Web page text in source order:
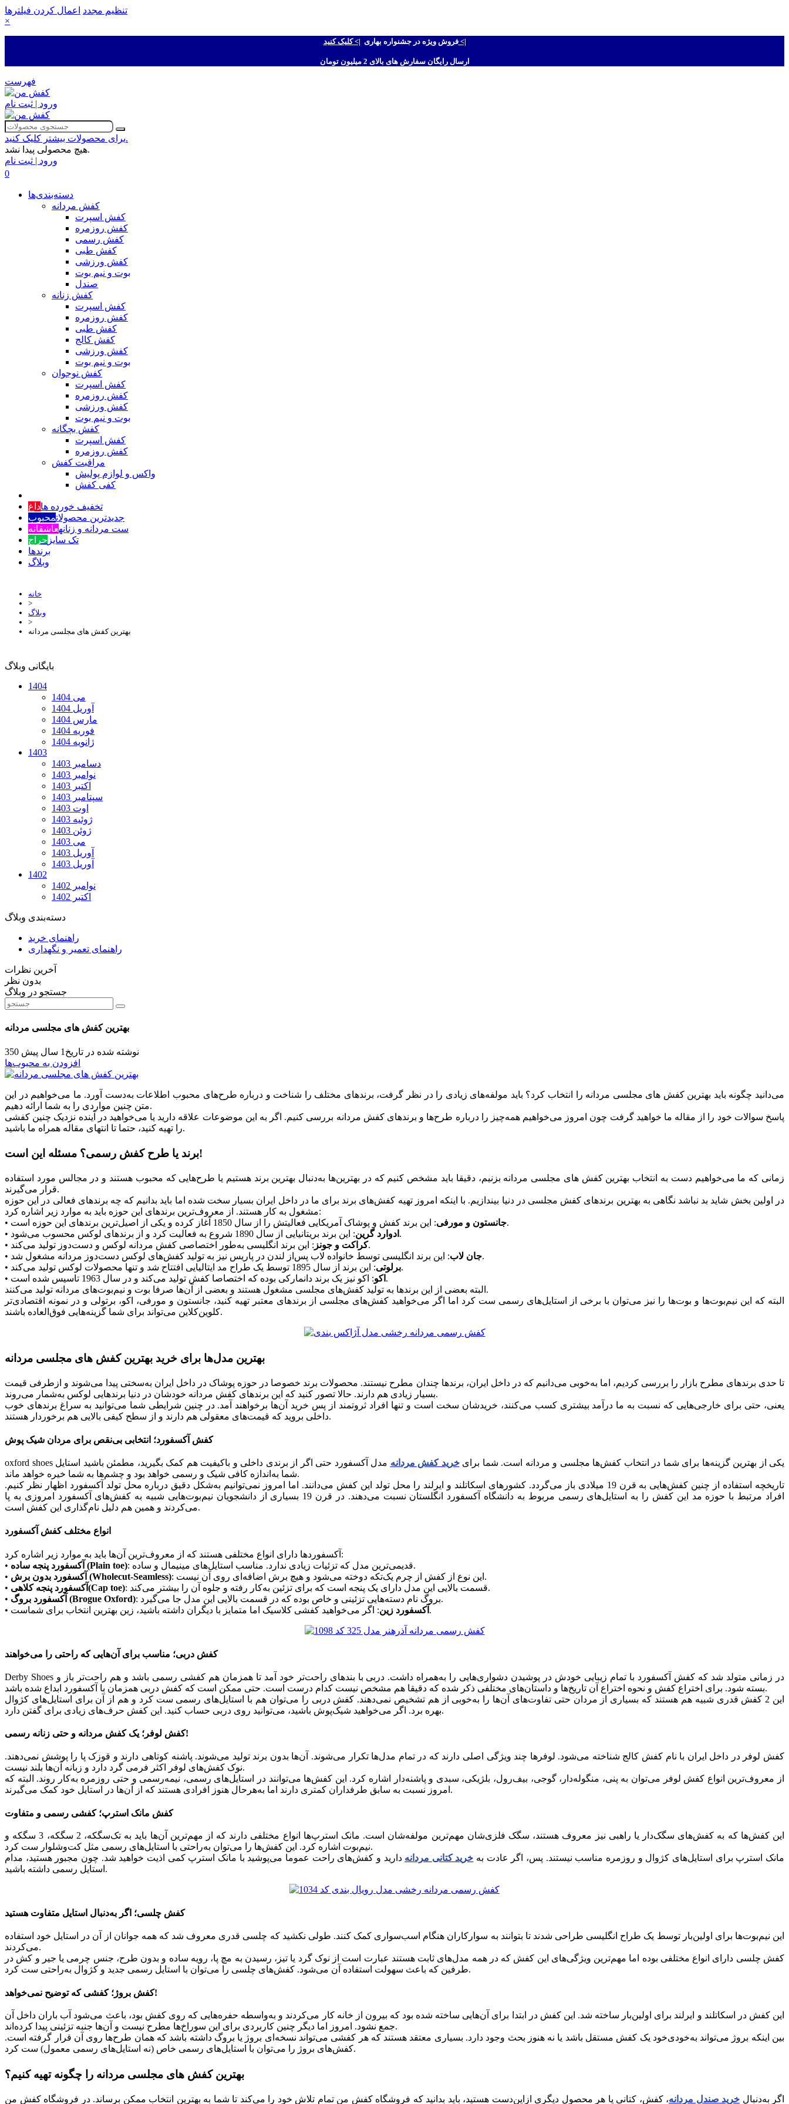
تنظیم مجدد
اعمال کردن فیلترها
×
فروش ویژه در جشنواره بهاری|> کلیک کنید <|
ارسال رایگان سفارش های بالای 2 میلیون تومان
فهرست
ورود | ثبت نام
برای محصولات بیشتر کلیک کنید.
هیچ محصولی پیدا نشد.
ورود | ثبت نام
0
دسته‌بندی‌ها
کفش مردانه
کفش اسپرت
کفش روزمره
کفش رسمی
کفش طبی
کفش ورزشی
بوت و نیم بوت
صندل
کفش زنانه
کفش اسپرت
کفش روزمره
کفش طبی
کفش کالج
کفش ورزشی
بوت و نیم بوت
کفش نوجوان
کفش اسپرت
کفش روزمره
کفش ورزشی
بوت و نیم بوت
کفش بچگانه
کفش اسپرت
کفش روزمره
مراقبت کفش
واکس و لوازم پولیش
کفی کفش
تخفیف خورده هاداغ
جدیدترین محصولاتمحبوب
ست مردانه و زنانهعاشقانه
تک سایز حراج
برندها
وبلاگ
خانه
>
وبلاگ
>
بهترین کفش های مجلسی مردانه
بایگانی وبلاگ
1404
می 1404
آوریل 1404
مارس 1404
فوریه 1404
ژانویه 1404
1403
دسامبر 1403
نوامبر 1403
اکتبر 1403
سپتامبر 1403
اوت 1403
ژوئیه 1403
ژوئن 1403
می 1403
آوریل 1403
آوریل 1403
1402
نوامبر 1402
اکتبر 1402
دسته‌بندی وبلاگ
راهنمای خرید
راهنمای تعمیر و نگهداری
آخرین نظرات
بدون نظر
جستجو در وبلاگ
بهترین کفش های مجلسی مردانه
نوشته شده در تاریخ 1 سال پیش
350
افزودن به محبوب‌ها
می‌دانید چگونه باید بهترین کفش های مجلسی مردانه را انتخاب کرد؟ باید مولفه‌های زیادی را در نظر گرفت، برندهای مختلف را شناخت و درباره طرح‌های محبوب اطلاعات به‌دست آورد. ما می‌خواهیم در این
متن چنین مواردی را به شما ارائه دهیم.
پاسخ سوالات خود را از مقاله ما خواهید گرفت چون امروز می‌خواهیم همه‌چیز را درباره طرح‌ها و برندهای کفش مردانه بررسی کنیم. اگر به این موضوعات علاقه دارید یا می‌خواهید در آینده نزدیک چنین کفشی
را تهیه کنید، حتما تا انتهای مقاله همراه ما باشید.
برند یا طرح کفش رسمی؟ مسئله این است!
زمانی که ما می‌خواهیم دست به انتخاب بهترین کفش های مجلسی مردانه بزنیم، دقیقا باید مشخص کنیم که در بهترین‌ها به‌دنبال بهترین برند هستیم یا طرح‌هایی که محبوب هستند و در مجالس مورد استفاده
قرار می‌گیرند.
در اولین بخش شاید بد نباشد نگاهی به بهترین برند‌های کفش مجلسی در دنیا بیندازیم. با اینکه امروز تهیه کفش‌های برند برای ما در داخل ایران بسیار سخت شده اما باید بدانیم که چه برندهای فعالی در این حوزه
مشغول به کار هستند. از معروف‌ترین برند‌های این حوزه باید به موارد زیر اشاره کرد:
•
جانستون و مورفی: این برند کفش و پوشاک آمریکایی فعالیتش را از سال 1850 آغاز کرده و یکی از اصیل‌ترین برندهای این حوزه است.
•
ادوارد گرین : این برند بریتانیایی از سال 1890 شروع به فعالیت کرد و از برندهای لوکس محسوب می‌شود.
•
کراکت و جونز: این برند انگلیسی به‌طور اختصاصی کفش مردانه لوکس و دست‌دوز تولید می‌کند.
•
جان لاب: این برند انگلیسی توسط خانواده لاب پس‌از لندن در پاریس نیز به تولید کفش‌های لوکس دست‌دوز مردانه مشغول شد.
•
برلوتی: این برند از سال 1895 توسط یک طراح مد ایتالیایی افتتاح شد و تنها محصولات لوکس تولید می‌کند.
•
اکو : اکو نیز یک برند دانمارکی بوده که اختصاصا کفش تولید می‌کند و در سال 1963 تاسیس شده است.
البته بعضی ‌از این برندها به تولید کفش‌های مجلسی مشغول هستند و بعضی ‌از آن‌ها صرفا بوت و نیم‌بوت‌های مردانه تولید می‌کنند.
البته که این نیم‌بوت‌ها و بوت‌ها را نیز می‌توان با برخی از استایل‌های رسمی ست کرد اما اگر می‌خواهید کفش‌های مجلسی از برند‌های معتبر تهیه کنید، جانستون و مورفی، اکو، برتولی و در نمونه اقتصادی‌تر
کلوین‌کلاین می‌تواند برای شما گزینه‌‌هایی فوق‌العاده باشند.
بهترین مدل‌ها برای خرید بهترین کفش های مجلسی مردانه
تا حدی برندهای مطرح بازار را بررسی کردیم، اما به‌خوبی می‌دانیم که در داخل ایران، برند‌ها چندان مطرح نیستند. محصولات برند خصوصا در حوزه پوشاک در داخل ایران به‌سختی پیدا می‌شوند و ازطرفی قیمت
بسیار زیادی هم دارند. حالا تصور کنید که این برندهای کفش مردانه خودشان در دنیا برندهایی لوکس به‌شمار می‌روند.
یعنی، حتی برای خارجی‌هایی که نسبت به ما درآمد بیشتری کسب می‌کنند، خریدشان سخت است و تنها افراد ثروتمند از پس خرید آن‌ها برخواهند آمد. در چنین شرایطی شما می‌توانید به سراغ برندهای خوب
داخلی بروید که قیمت‌های معقولی هم دارند و از سطح کیفی بالایی هم برخوردار هستند.
کفش آکسفورد؛ انتخابی بی‌نقص برای مردان شیک پوش
oxford shoes یکی از بهترین گزینه‌ها برای شما در انتخاب کفش‌ها مجلسی و مردانه است. شما برایخرید کفش مردانه مدل آکسفورد حتی اگر از برندی داخلی و باکیفیت هم کمک بگیرید، مطمئن باشید استایل
شما به‌اندازه کافی شیک و رسمی خواهد بود و چشم‌ها به شما خیره خواهد ماند.
تاریخچه استفاده از چنین کفش‌هایی به قرن 19 میلادی باز می‌گردد. کشورهای اسکاتلند و ایرلند را محل تولد این کفش می‌دانند. اما امروز نمی‌توانیم به‌شکل دقیق درباره محل تولد آکسفورد اظهار نظر کنیم.
افراد مرتبط با حوزه مد این کفش را به استایل‌های رسمی مربوط به دانشگاه آکسفورد انگلستان نسبت می‌دهند. در قرن 19 بسیاری از دانشجویان نیم‌بوت‌هایی شبیه به کفش‌های آکسفورد امروزی به پا
می‌کردند و همین هم دلیل نام‌گذاری این کفش است.
انواع مختلف کفش آکسفورد
آکسفورد‌ها دارای انواع مختلفی هستند که از معروف‌ترین آن‌ها باید به موارد زیر اشاره کرد:
•
آکسفورد پنجه ساده (Plain toe)
: قدیمی‌ترین مدل که تزئیات زیادی ندارد. مناسب استایل‌های مینیمال و ساده.
•
آکسفورد بدون برش (Wholecut-Seamless)
: این نوع از کفش از چرم یک‌تکه دوخته می‌شود و هیچ برش اضافه‌ای روی آن نیست.
•
آکسفورد پنجه کلاهی(Cap toe)
: قسمت بالایی این مدل دارای یک پنجه است که برای تزئین به‌کار رفته و جلوه آن را بیشتر می‌کند.
•
آکسفورد بروگ (Brogue Oxford)
: بروگ نام دسته‌هایی تزئینی و خاص بوده که در قسمت بالایی این مدل جا می‌گیرد.
•
آکسفورد زین : اگر می‌خواهید کفشی کلاسیک اما متمایز با دیگران داشته باشید، زین بهترین انتخاب برای شماست.
کفش دربی؛ مناسب برای آن‌هایی که راحتی را می‌خواهند
Derby Shoes در زمانی متولد شد که کفش آکسفورد با تمام زیبایی خودش در پوشیدن دشواری‌هایی را به‌همراه داشت. دربی با بندهای راحت‌تر خود آمد تا همزمان هم کفشی رسمی باشد و هم راحت‌تر باز و
بسته شود. برای اختراع کفش و نحوه اختراع آن تاریخ‌ها و داستان‌های مختلفی ذکر شده که دقیقا هم مشخص نیست کدام درست است. حتی ممکن است که کفش دربی همزمان با آکسفورد ابداع شده باشد.
این 2 کفش قدری شبیه هم هستند که بسیاری از مردان حتی تفاوت‌های آن‌ها را به‌خوبی از هم تشخیص نمی‌دهند. کفش دربی را می‌توان هم با استایل‌های رسمی ست کرد و هم از آن برای استایل‌های کژوال
بهره برد. اگر می‌خواهید شیک‌پوش باشید، می‌توانید روی دربی حساب کنید. این کفش حرف‌های زیادی برای گفتن دارد.
کفش لوفر؛ یک کفش مردانه و حتی زنانه رسمی!
کفش لوفر در داخل ایران با نام کفش کالج شناخته می‌شود. لوفرها چند ویژگی اصلی دارند که در تمام مدل‌ها تکرار می‌شوند. آن‌ها بدون برند تولید می‌شوند. پاشنه کوتاهی دارند و قوزک پا را پوشش نمی‌دهند.
نوک کفش‌های لوفر اکثر فرمی گرد دارد و زبانه آن‌ها بلند نیست.
از معروف‌ترین انواع کفش لوفر می‌توان به پنی، منگوله‌دار، گوجی، بیف‌رول، بلژیکی، سبدی و پاشنه‌دار اشاره کرد. این کفش‌ها می‌توانند در استایل‌های رسمی، نیمه‌رسمی و حتی روزمره به‌کار روند. البته که
امروز نسبت به سابق طرفداران کمتری دارند اما به‌هرحال هنوز افرادی هستند که از آن‌ها در استایل خود کمک می‌گیرند.
کفش مانک استرپ؛ کفشی رسمی و متفاوت
این کفش‌ها که به کفش‌های سگک‌دار یا راهبی نیز معروف هستند، سگک‌ فلزی‌شان مهم‌ترین مولفه‌شان است. مانک استرپ‌ها انواع مختلفی دارند که از مهم‌ترین آن‌ها باید به تک‌سگکه، 2 سگکه، 3 سگکه و
نیم‌بوت اشاره کرد. این کفش‌ها را می‌توان به‌راحتی با استایل‌های رسمی مثل کت‌وشلوار ست کرد.
مانک استرپ برای استایل‌های کژوال و روزمره مناسب نیستند. پس، اگر عادت به خرید کتانی مردانه دارید و کفش‌های راحت عموما می‌پوشید با مانک استرپ کمی اذیت خواهید شد. چون مجبور هستید، مدام
استایل رسمی داشته باشید.
کفش چلسی؛ اگر به‌دنبال استایل متفاوت هستید
این نیم‌بوت‌ها برای اولین‌بار توسط یک طراح انگلیسی طراحی شدند تا بتوانند به سوارکاران هنگام اسب‌سواری کمک کنند. طولی نکشید که چلسی قدری معروف شد که همه جوانان از آن در استایل خود استفاده
می‌کردند.
کفش چلسی دارای انواع مختلفی بوده اما مهم‌ترین ویژگی‌های این کفش که در همه مدل‌های ثابت هستند عبارت است از نوک گرد یا تیز، رسیدن به مچ پا، رویه ساده و بدون طرح، جنس چرمی یا جیر و کش در
طرفین که باعث سهولت استفاده آن می‌شود. کفش‌های چلسی را می‌توان با استایل رسمی جدید و کژوال به‌راحتی ست کرد.
کفش بروژ؛ کفشی که توضیح نمی‌خواهد!
این کفش در اسکاتلند و ایرلند برای اولین‌بار ساخته شد. این کفش در ابتدا برای آن‌هایی ساخته شده بود که بیرون از خانه کار می‌کردند و به‌واسطه حفره‌‌هایی که روی کفش بود، باعث می‌شود آب باران داخل آن
جمع نشود. امروز اما دیگر چنین کاربردی برای این سوراخ‌ها مطرح نیست و آن‌ها جنبه تزئینی پیدا کرده‌اند.
بین اینکه بروژ می‌تواند به‌خودی‌خود یک کفش مستقل باشد یا نه هنوز بحث وجود دارد. بسیاری معتقد هستند که هر کفشی می‌تواند نسخه‌ای بروژ یا بروگ داشته باشد که همان طرح‌ها روی آن قرار گرفته است.
کفش‌های بروژ را می‌توان با استایل‌های رسمی خاص (نه استایل‌های رسمی معمول) ست کرد.
بهترین کفش های مجلسی مردانه را چگونه تهیه کنیم؟
اگر به‌دنبال خرید صندل مردانه، کفش، کتانی یا هر محصول دیگری ازاین‌دست هستید، باید بدانید که فروشگاه کفش من تمام تلاش خود را می‌کند تا شما به بهترین انتخاب ممکن برساند. در فروشگاه کفش من